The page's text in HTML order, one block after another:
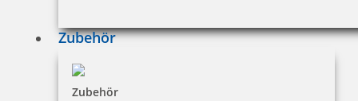
Zubehör
Zubehör
Dateiformate
INFORMATIONEN